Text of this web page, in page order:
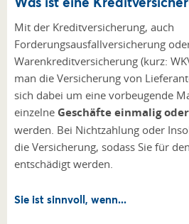
Mit der Kreditversicherung, auch
Forderungsausfallversicherung
Warenkreditversicherung (kurz:
man die Versicherung von
sich dabei um eine vorbeugende
einzelne Geschäfte einmalig
werden. Bei Nichtzahlung oder
die Versicherung, sodass Sie für den
entschädigt werden.
Sie ist sinnvoll, wenn...